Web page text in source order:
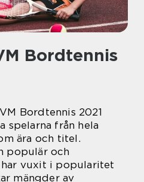
Bordtennis
Bordtennis 2021
spelarna från hela
ära och titel.
populär och
vuxit i popularitet
mängder av